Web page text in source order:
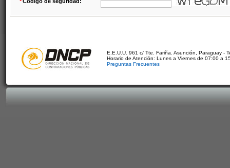
E.E.U.U. 961 c/ Tte. Fariña. Asunción, Paraguay -
Horario de Atención: Lunes a Viernes de 07:00 a
Preguntas Frecuentes